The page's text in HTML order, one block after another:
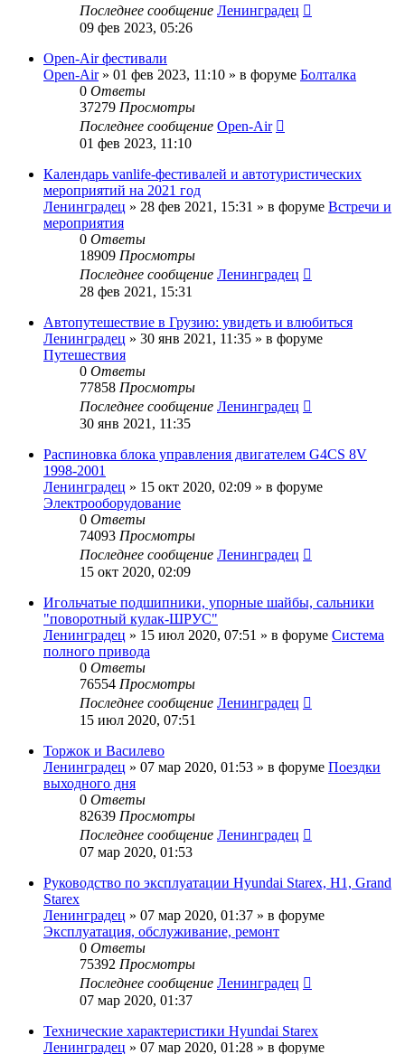
Последнее сообщение Ленинградец
09 фев 2023, 05:26
Open-Air фестивали
Open-Air» 01 фев 2023, 11:10 » в форуме Болталка
0 Ответы
37279 Просмотры
Последнее сообщение Open-Air
01 фев 2023, 11:10
Календарь vanlife-фестивалей и автотуристических
мероприятий на 2021 год
Ленинградец » 28 фев 2021, 15:31 » в форуме Встречи и
мероприятия
0 Ответы
18909 Просмотры
Последнее сообщение Ленинградец
28 фев 2021, 15:31
Автопутешествие в Грузию: увидеть и влюбиться
Ленинградец » 30 янв 2021, 11:35 » в форуме
Путешествия
0 Ответы
77858 Просмотры
Последнее сообщение Ленинградец
30 янв 2021, 11:35
Распиновка блока управления двигателем G4CS 8V
1998-2001
Ленинградец » 15 окт 2020, 02:09 » в форуме
Электрооборудование
0 Ответы
74093 Просмотры
Последнее сообщение Ленинградец
15 окт 2020, 02:09
Игольчатые подшипники, упорные шайбы, сальники
"поворотный кулак-ШРУС"
Ленинградец » 15 июл 2020, 07:51 » в форуме Система
полного привода
0 Ответы
76554 Просмотры
Последнее сообщение Ленинградец
15 июл 2020, 07:51
Торжок и Василево
Ленинградец » 07 мар 2020, 01:53 » в форуме Поездки
выходного дня
0 Ответы
82639 Просмотры
Последнее сообщение Ленинградец
07 мар 2020, 01:53
Руководство по эксплуатации Hyundai Starex, H1, Grand
Starex
Ленинградец » 07 мар 2020, 01:37 » в форуме
Эксплуатация, обслуживание, ремонт
0 Ответы
75392 Просмотры
Последнее сообщение Ленинградец
07 мар 2020, 01:37
Технические характеристики Hyundai Starex
Ленинградец » 07 мар 2020, 01:28 » в форуме